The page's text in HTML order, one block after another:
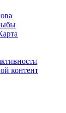
контент